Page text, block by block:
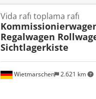
Wietmarschen 2.621 km
Vida rafı toplama rafı
Regalwagen
Sichtlagerkiste